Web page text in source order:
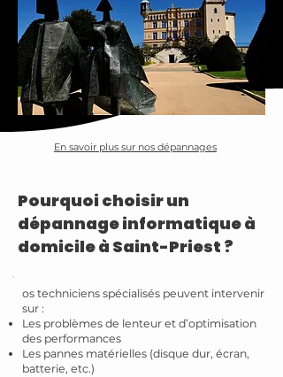
En savoir plus sur nos dépannages
Pourquoi choisir un
dépannage informatique à
domicile à Saint-Priest ?
os techniciens spécialisés peuvent intervenir
sur :
Les problèmes de lenteur et d’optimisation
des performances
Les pannes matérielles (disque dur, écran,
batterie, etc.)